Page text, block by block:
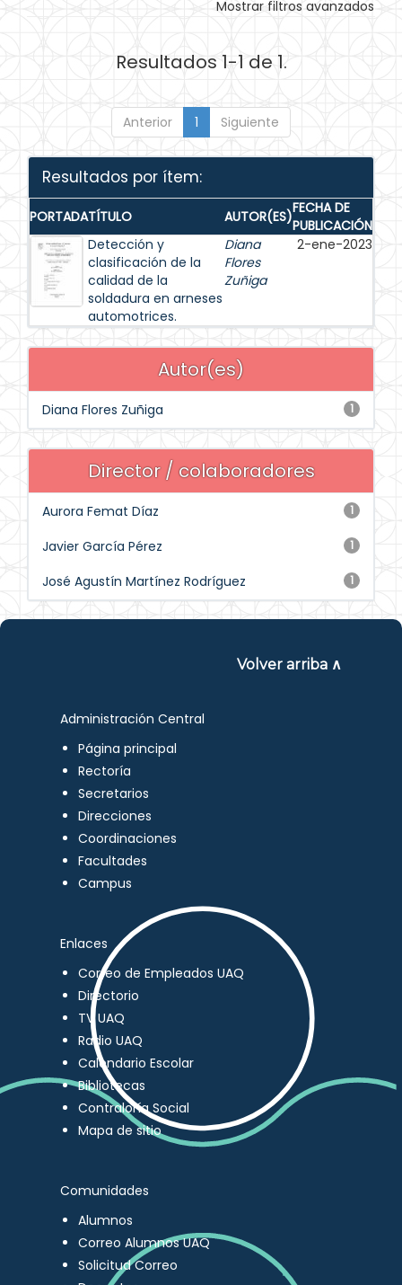
Mostrar filtros avanzados
Resultados 1-1 de 1.
Anterior 1 Siguiente
Resultados por ítem:
PORTADATÍTULO AUTOR(ES)FECHA DE
PUBLICACIÓN
Detección y
clasificación de la
calidad de la
soldadura en arneses
automotrices.
Diana
Flores
Zuñiga
2-ene-2023
Autor(es)
1
Diana Flores Zuñiga
Director / colaboradores
1
Aurora Femat Díaz
1
Javier García Pérez
1
José Agustín Martínez Rodríguez
Volver arriba ∧
Administración Central
Página principal
Rectoría
Secretarios
Direcciones
Coordinaciones
Facultades
Campus
Enlaces
Correo de Empleados UAQ
Directorio
TV UAQ
Radio UAQ
Calendario Escolar
Bibliotecas
Contraloría Social
Mapa de sitio
Comunidades
Alumnos
Correo Alumnos UAQ
Solicitud Correo